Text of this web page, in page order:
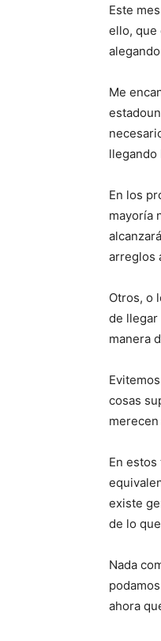
Este
ello, que
Me
llegando
En los
mayoría
arreglos
Otros, o
de llegar
manera
cosas
En
existe
de lo
Nada
ahora